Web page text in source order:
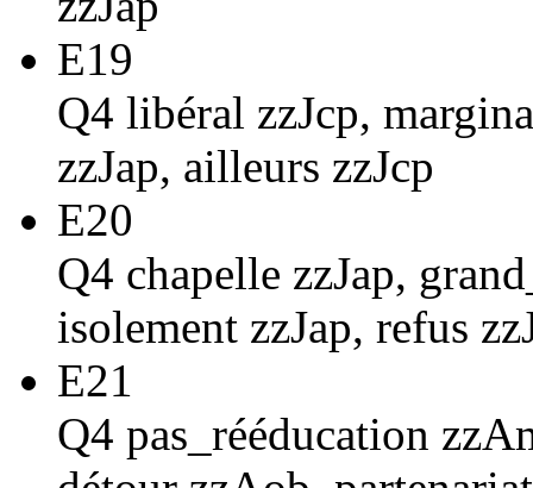
E19
Q4 libéral zzJcp,
zzJap, ailleurs zzJcp
E20
Q4 chapelle zzJap,
isolement zzJap, refus
E21
Q4 pas_rééducation